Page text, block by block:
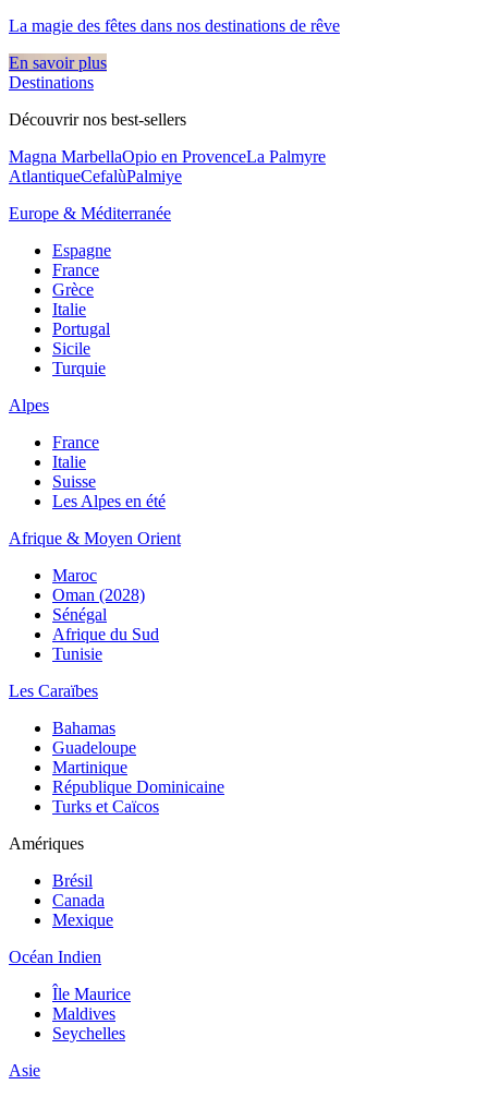
La magie des fêtes dans nos destinations de rêve​
En savoir plus
Destinations
Découvrir nos best-sellers
Magna MarbellaOpio en ProvenceLa Palmyre
AtlantiqueCefalùPalmiye
Europe & Méditerranée
Espagne
France
Grèce
Italie
Portugal
Sicile
Turquie
Alpes
France
Italie
Suisse
Les Alpes en été
Afrique & Moyen Orient
Maroc
Oman (2028)
Sénégal
Afrique du Sud
Tunisie
Les Caraïbes
Bahamas
Guadeloupe
Martinique
République Dominicaine
Turks et Caïcos
Amériques
Brésil
Canada
Mexique
Océan Indien
Île Maurice
Maldives
Seychelles
Asie